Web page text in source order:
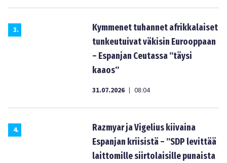
3.
Kymmenet tuhannet afrikkalaiset
tunkeutuivat väkisin Eurooppaan
– Espanjan Ceutassa ”täysi
kaaos”
31.07.2026 | 08:04
4.
Razmyar ja Vigelius kiivaina
Espanjan kriisistä – ”SDP levittää
laittomille siirtolaisille punaista